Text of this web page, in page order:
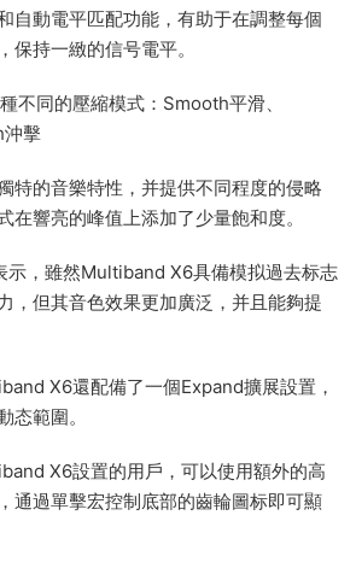
自動電平匹配功能，有助于在調整每個
保持一緻的信号電平。
不同的壓縮模式：Smooth平滑、
擊
特的音樂特性，并提供不同程度的侵略
在響亮的峰值上添加了少量飽和度。
，雖然Multiband X6具備模拟過去标志
，但其音色效果更加廣泛，并且能夠提
X6還配備了一個Expand擴展設置，
态範圍。
X6設置的用戶，可以使用額外的高
通過單擊宏控制底部的齒輪圖标即可顯